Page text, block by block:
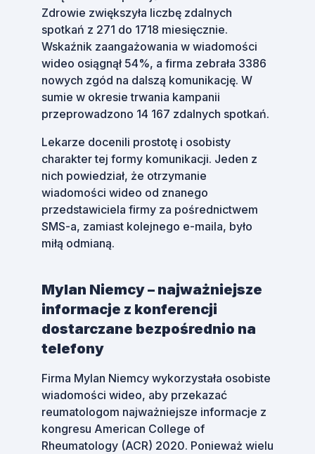
Zdrowie zwiększyła liczbę zdalnych
spotkań z 271 do 1718 miesięcznie.
Wskaźnik zaangażowania w wiadomości
wideo osiągnął 54%, a firma zebrała 3386
nowych zgód na dalszą komunikację. W
sumie w okresie trwania kampanii
przeprowadzono 14 167 zdalnych spotkań.
Lekarze docenili prostotę i osobisty
charakter tej formy komunikacji. Jeden z
nich powiedział, że otrzymanie
wiadomości wideo od znanego
przedstawiciela firmy za pośrednictwem
SMS-a, zamiast kolejnego e-maila, było
miłą odmianą.
Mylan Niemcy – najważniejsze
informacje z konferencji
dostarczane bezpośrednio na
telefony
Firma Mylan Niemcy wykorzystała osobiste
wiadomości wideo, aby przekazać
reumatologom najważniejsze informacje z
kongresu American College of
Rheumatology (ACR) 2020. Ponieważ wielu